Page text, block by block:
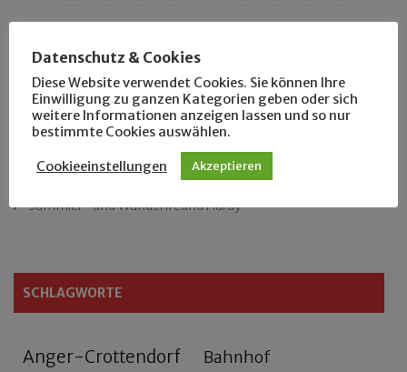
Rennfahrer in Schönefeld und Zschocher
Zu Fuß durch Anger-Crottendorf
Sammler- und Wanderfreund Hardy
SCHLAGWORTE
Anger-Crottendorf Bahnhof
Datenschutz & Cookies
Diese Website verwendet Cookies. Sie können Ihre
Einwilligung zu ganzen Kategorien geben oder sich
weitere Informationen anzeigen lassen und so nur
bestimmte Cookies auswählen.
Cookieeinstellungen Akzeptieren